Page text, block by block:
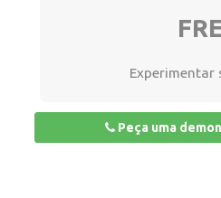
Experimentar
Peça uma